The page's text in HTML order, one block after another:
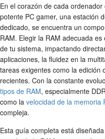
En el corazón de cada
potente PC gamer, una estación
dedicado, se encuentra un
RAM. Elegir la RAM adecuada
de tu sistema, impactando
aplicaciones, la fluidez en la
tareas exigentes como la edición
recientes. Con la constante
tipos de RAM, especialmente
como la velocidad de la memoria
compleja.
Esta guía completa está